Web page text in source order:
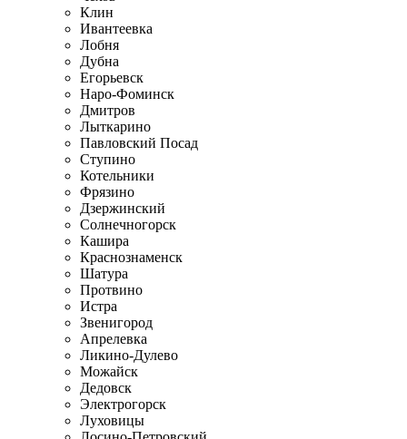
Клин
Ивантеевка
Лобня
Дубна
Егорьевск
Наро-Фоминск
Дмитров
Лыткарино
Павловский Посад
Ступино
Котельники
Фрязино
Дзержинский
Солнечногорск
Кашира
Краснознаменск
Шатура
Протвино
Истра
Звенигород
Апрелевка
Ликино-Дулево
Можайск
Дедовск
Электрогорск
Луховицы